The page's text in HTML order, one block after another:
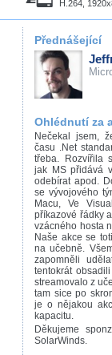
H.264,
Přednášející
Ohlédnutí za
Nečekal jsem,
času .Net
třeba. Rozvířila
jak MS přidává
odebírat apod.
se vývojového
Macu, Ve
příkazové řádky
vzácného hosta
Naše akce se
na učebně.
zapomněli
tentokrát
streamovalo z
tam sice po
je o nějakou
kapacitu.
Děkujeme
SolarWinds.